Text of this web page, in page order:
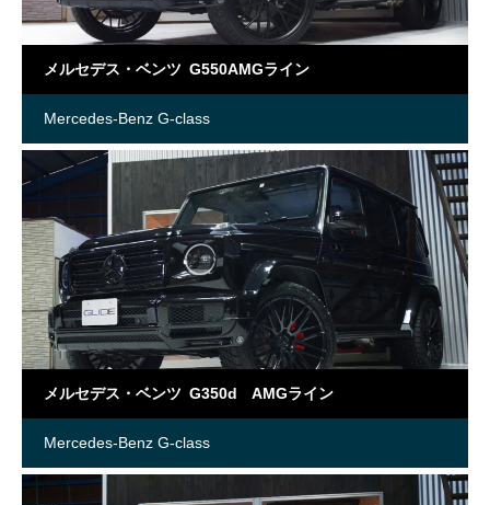
メルセデス・ベンツ G550AMGライン
Mercedes-Benz G-class
メルセデス・ベンツ G350d AMGライン
Mercedes-Benz G-class